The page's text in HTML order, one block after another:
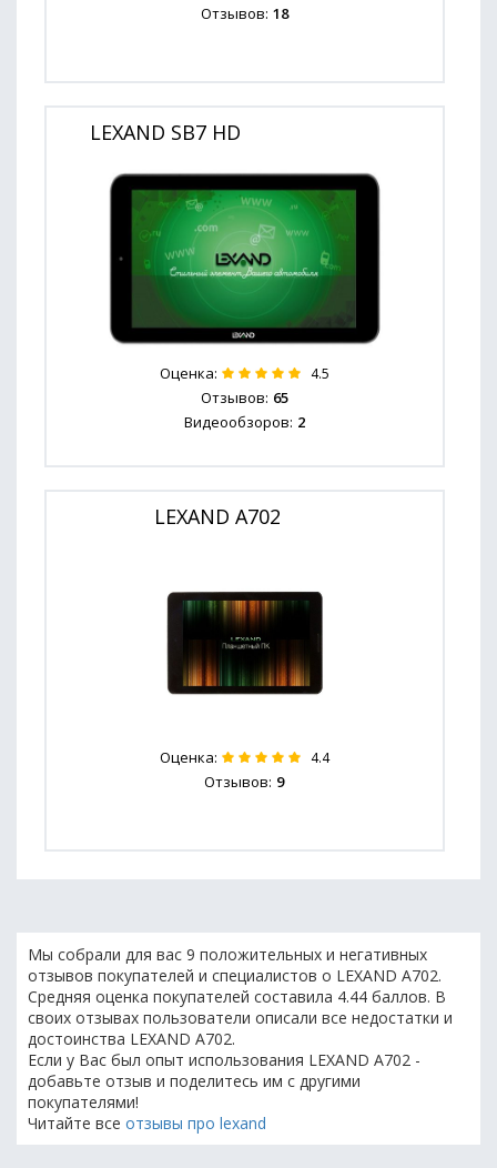
Отзывов: 18
LEXAND SB7 HD
Оценка: 4.5
Отзывов: 65
Видеообзоров: 2
LEXAND A702
Оценка: 4.4
Отзывов: 9
Мы собрали для вас 9 положительных и негативных
отзывов покупателей и специалистов о LEXAND A702.
Средняя оценка покупателей составила 4.44 баллов. В
своих отзывах пользователи описали все недостатки и
достоинства LEXAND A702.
Если у Вас был опыт использования LEXAND A702 -
добавьте отзыв и поделитесь им с другими
покупателями!
Читайте все отзывы про lexand